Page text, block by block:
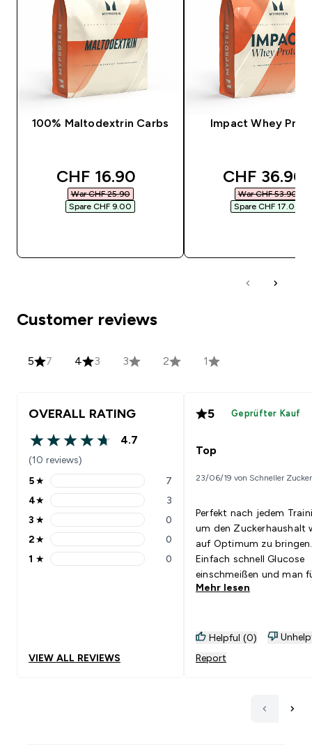
100% Maltodextrin Carbs
discounted price
CHF 16.90‎
War CHF 25.90‎
Spare CHF 9.00‎
Impact Whey
discounted
CHF 36.90‎
War CHF 53.90‎
Spare CHF 17.00‎
Customer reviews
5 7 4 3 3 2 1
OVERALL RATING
4.7 out of 5 stars
4.7
(10 reviews)
5 stars rating 7 reviews
5★ 7
4 stars rating 3 reviews
4★ 3
3 stars rating 0 reviews
3 ★ 0
2 stars rating 0 reviews
2★ 0
1 stars rating 0 reviews
1 ★ 0
VIEW ALL REVIEWS
5 Geprüfter Kauf
Top
23/06/19 von Schneller Zucker
Perfekt nach jedem
um den Zuckerhaushalt
auf Optimum zu bringen.
Einfach schnell Glucose
einschmeißen und man
sich wieder fit wie ein
Mehr lesen
Helpful (0)
Report